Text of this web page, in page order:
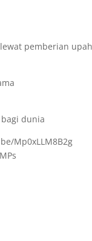
pemberian upah
dunia
Mp0xLLM8B2g